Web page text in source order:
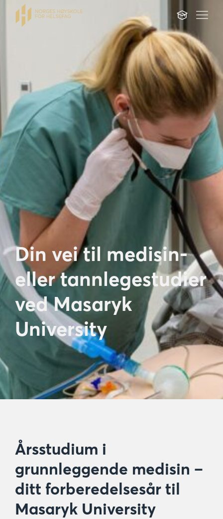
Din vei til medisin-
eller tannlegestudier
ved Masaryk
University
Årsstudium i
grunnleggende medisin –
ditt forberedelsesår til
Masaryk University